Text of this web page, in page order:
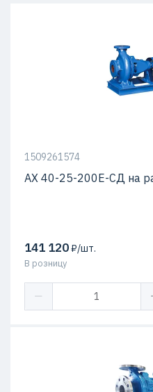
1509261574
АХ 40-25-200Е-СД на
141 120₽/шт.
В розницу